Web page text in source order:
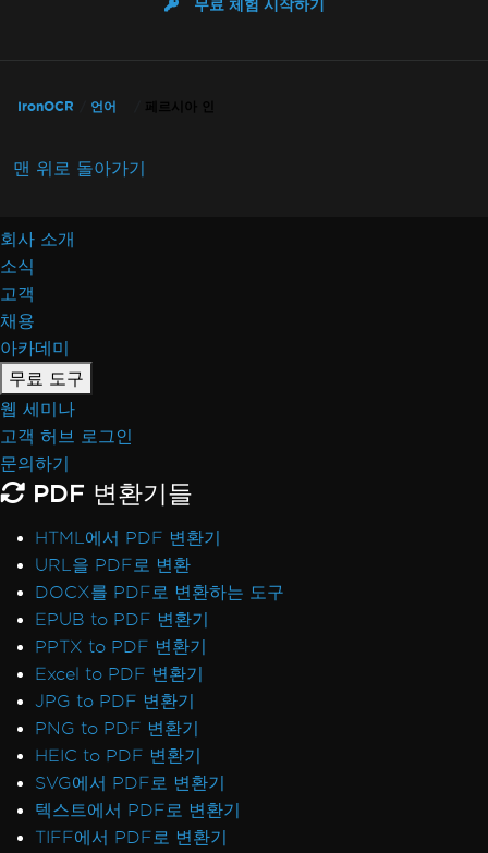
무료 체험 시작하기
IronOCR 언어 페르시아 인
맨 위로 돌아가기
회사 소개
소식
고객
채용
아카데미
무료 도구
웹 세미나
고객 허브 로그인
문의하기
PDF 변환기들
HTML에서 PDF 변환기
URL을 PDF로 변환
DOCX를 PDF로 변환하는 도구
EPUB to PDF 변환기
PPTX to PDF 변환기
Excel to PDF 변환기
JPG to PDF 변환기
PNG to PDF 변환기
HEIC to PDF 변환기
SVG에서 PDF로 변환기
텍스트에서 PDF로 변환기
TIFF에서 PDF로 변환기